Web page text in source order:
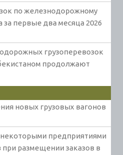
по железнодорожному
за первые два месяца 2026
грузоперевозок
продолжают
новых грузовых вагонов
предприятиями
размещении заказов в